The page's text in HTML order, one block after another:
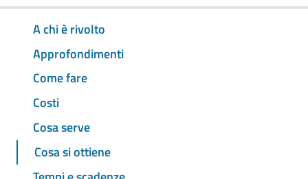
A chi è rivolto
Approfondimenti
Come fare
Costi
Cosa serve
Cosa si ottiene